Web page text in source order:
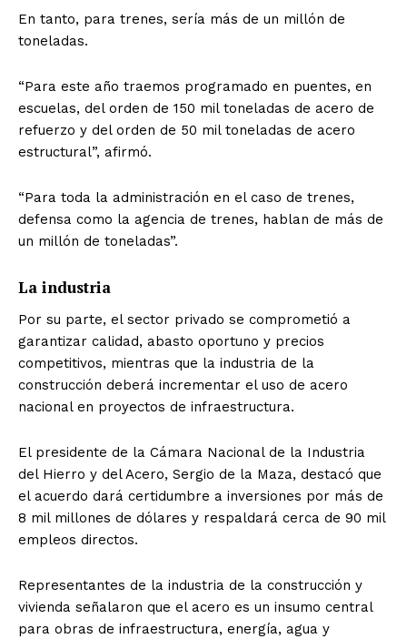
En tanto, para trenes, sería más de un millón de
toneladas.
“Para este año traemos programado en puentes, en
escuelas, del orden de 150 mil toneladas de acero de
refuerzo y del orden de 50 mil toneladas de acero
estructural”, afirmó.
“Para toda la administración en el caso de trenes,
defensa como la agencia de trenes, hablan de más de
un millón de toneladas”.
La industria
Por su parte, el sector privado se comprometió a
garantizar calidad, abasto oportuno y precios
competitivos, mientras que la industria de la
construcción deberá incrementar el uso de acero
nacional en proyectos de infraestructura.
El presidente de la Cámara Nacional de la Industria
del Hierro y del Acero, Sergio de la Maza, destacó que
el acuerdo dará certidumbre a inversiones por más de
8 mil millones de dólares y respaldará cerca de 90 mil
empleos directos.
Representantes de la industria de la construcción y
vivienda señalaron que el acero es un insumo central
para obras de infraestructura, energía, agua y